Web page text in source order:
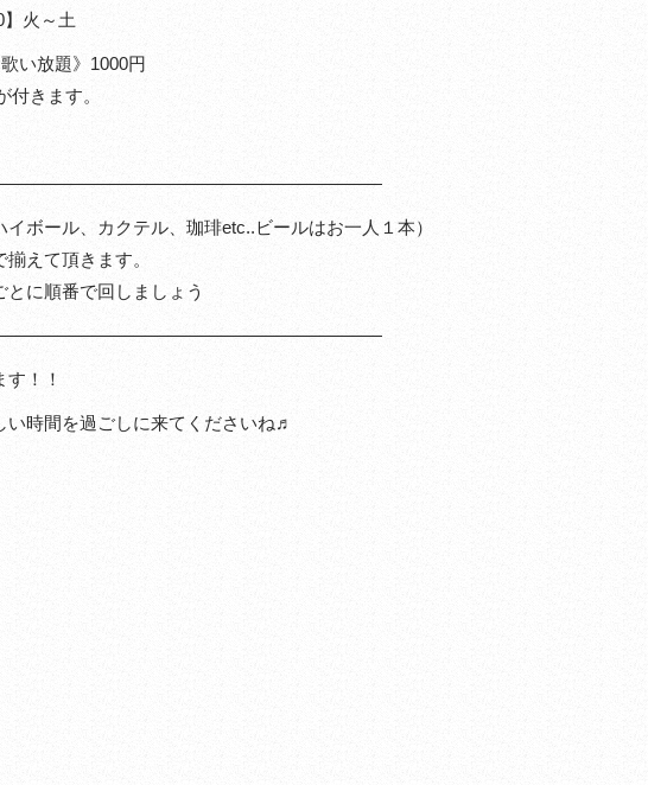
火～土
い放題》1000円
付きます。
ボール、カクテル、珈琲etc..ビールはお一人１本）
えて頂きます。
に順番で回しましょう
！！
い時間を過ごしに来てくださいね♬